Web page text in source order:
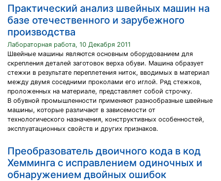
Практический анализ швейных машин на
базе отечественного и зарубежного
производства
Лабораторная работа, 10 Декабря 2011
Швейные машины являются основным оборудованием для
скрепления деталей заготовок верха обуви. Машина образует
стежки в результате переплетения ниток, вводимых в материал
между двумя соседними проколами его иглой. Ряд стежков,
проложенных на материале, представляет собой строчку.
В обувной промышленности применяют разнообразные швейные
машины, которые различают в зависемости от
технологического назначения, конструктивных особенностей,
эксплуатационных свойств и других признаков.
Преобразователь двоичного кода в код
Хемминга с исправлением одиночных и
обнаружением двойных ошибок